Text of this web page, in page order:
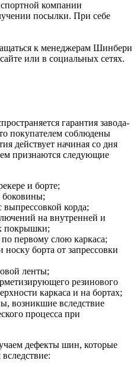
компании
посылки. При себе
к менеджерам Шинбери
или в социальных сетях.
гарантия завода-
покупателем соблюдены
действует начиная со дня
признаются следующие
и борте;
боковины;
выпрессовкой корда;
на внутренней и
покрышки;
первому слою каркаса;
борта от запрессовки
ленты;
резинового
каркаса и на бортах;
возникшие вследствие
процесса при
дефекты шин, которые